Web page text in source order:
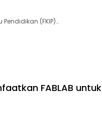
(FKIP)…
FABLAB untuk